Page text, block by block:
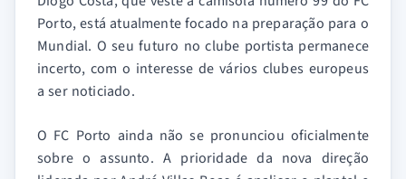
Porto, está atualmente focado na preparação para o
Mundial. O seu futuro no clube portista permanece
incerto, com o interesse de vários clubes europeus
a ser noticiado.
O FC Porto ainda não se pronunciou oficialmente
sobre o assunto. A prioridade da nova direção